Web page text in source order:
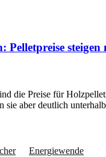
Pelletpreise steigen
die Preise für
sie aber deutlich
Energiewende